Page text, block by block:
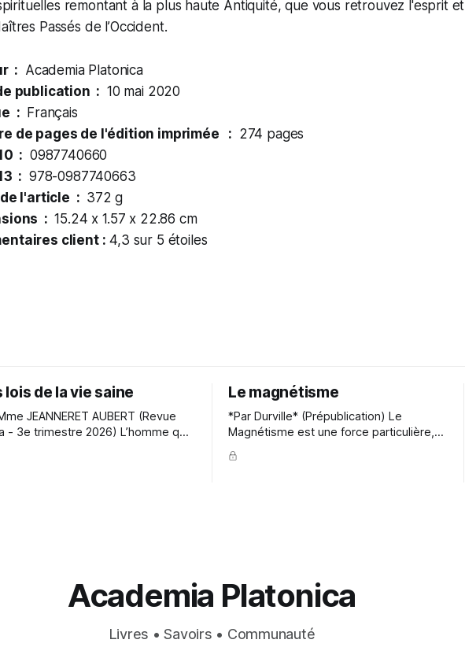
remontant à la plus haute Antiquité, que vous retrouvez l'esprit et
Passés de l’Occident.
Éditeur ‏ : ‎ Academia Platonica
Date de publication ‏ : ‎ 10 mai 2020
Langue ‏ : ‎ Français
Nombre de pages de l'édition imprimée ‏ : ‎ 274 pages
ISBN-10 ‏ : ‎ 0987740660
ISBN-13 ‏ : ‎ 978-0987740663
Poids de l'article ‏ : ‎ 372 g
Dimensions ‏ : ‎ 15.24 x 1.57 x 22.86 cm
client : 4,3 sur 5 étoiles
lois de la vie saine
JEANNERET AUBERT (Revue
3e trimestre 2026) L’homme qui
la valeur et le but de la vie
cherchera à accomplir ce
Le magnétisme
*Par Durville* (Prépublication) Le
Magnétisme est une force particulière,
inconnue dans son essence, qui émane
de tous les corps ou agents de la
Academia Platonica
Livres • Savoirs • Communauté